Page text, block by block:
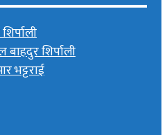
बाहदुर शिर्पाली
भट्टराई